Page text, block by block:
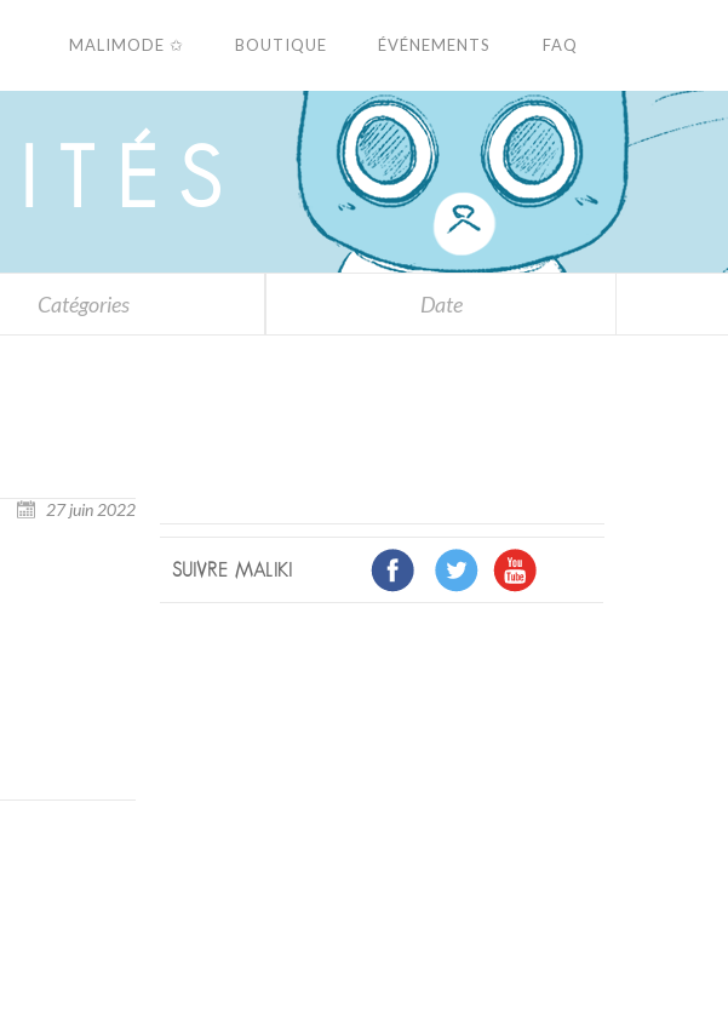
MALIMODE ✩ BOUTIQUE ÉVÉNEMENTS FAQ
É S
Catégories Date
27 juin 2022
SUIVRE MALIKI